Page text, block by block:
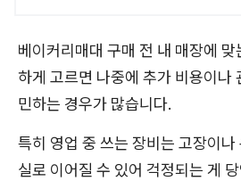
베이커리매대 구매 전 내 매장에
하게 고르면 나중에 추가 비용이나
민하는 경우가 많습니다.
특히 영업 중 쓰는 장비는 고장이
실로 이어질 수 있어 걱정되는 게